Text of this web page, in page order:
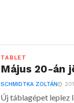
TABLET
Május 20-án
SCHMIDTKA ZOLTÁN
Új táblagépet leplez